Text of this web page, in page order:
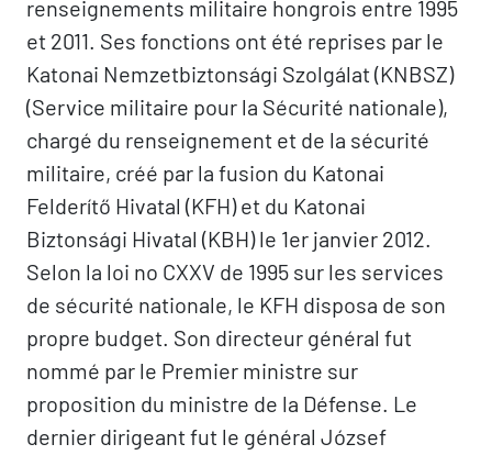
renseignements militaire hongrois entre 1995
et 2011. Ses fonctions ont été reprises par le
Katonai Nemzetbiztonsági Szolgálat (KNBSZ)
(Service militaire pour la Sécurité nationale),
chargé du renseignement et de la sécurité
militaire, créé par la fusion du Katonai
Felderítő Hivatal (KFH) et du Katonai
Biztonsági Hivatal (KBH) le 1er janvier 2012.
Selon la loi no CXXV de 1995 sur les services
de sécurité nationale, le KFH disposa de son
propre budget. Son directeur général fut
nommé par le Premier ministre sur
proposition du ministre de la Défense. Le
dernier dirigeant fut le général József